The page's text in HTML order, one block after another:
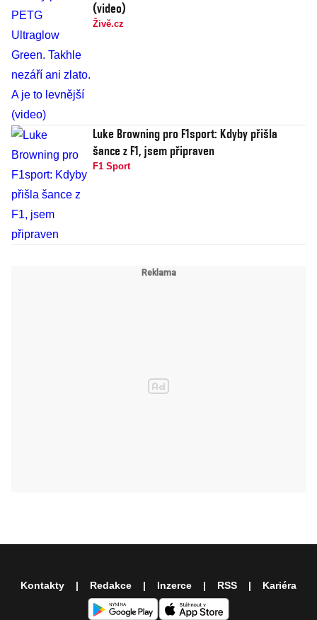
(video)
Živě.cz
Luke Browning pro F1sport: Kdyby přišla
šance z F1, jsem připraven
F1 Sport
Kontakty Redakce Inzerce RSS Kariéra